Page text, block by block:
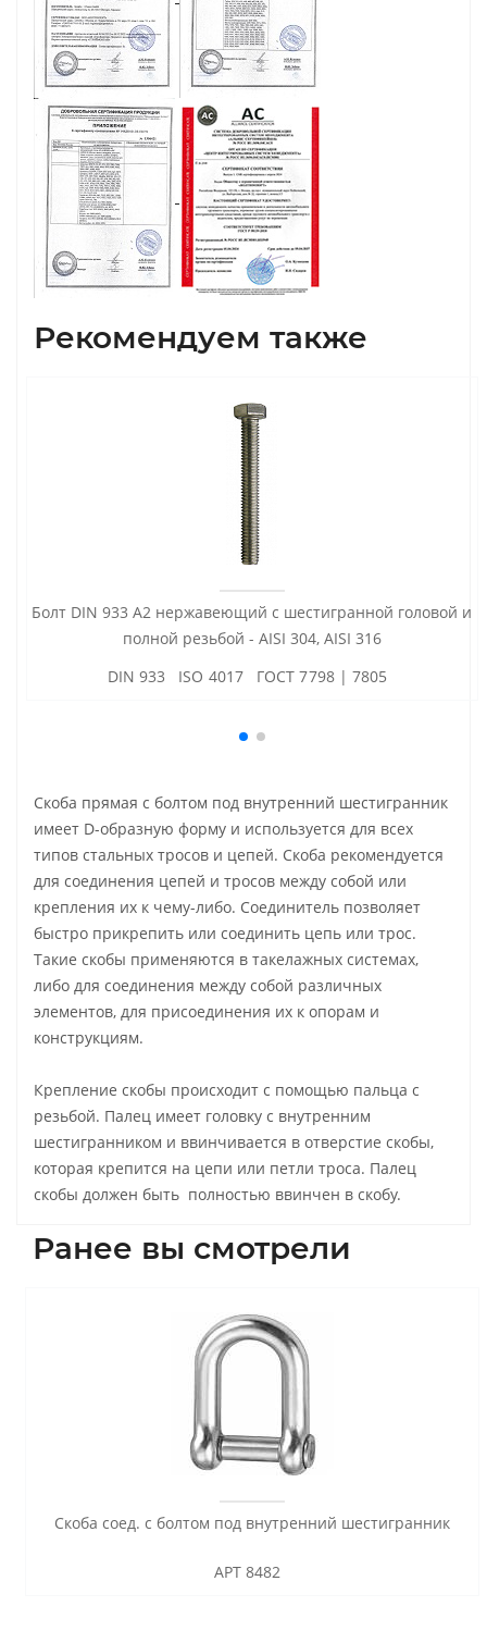
Рекомендуем также
Болт DIN 933 А2 нержавеющий с шестигранной головой и
полной резьбой - AISI 304, AISI 316
DIN 933 ISO 4017 ГОСТ 7798 | 7805
Скоба прямая с болтом под внутренний шестигранник
имеет D-образную форму и используется для всех
типов стальных тросов и цепей. Скоба рекомендуется
для соединения цепей и тросов между собой или
крепления их к чему-либо. Соединитель позволяет
быстро прикрепить или соединить цепь или трос.
Такие скобы применяются в такелажных системах,
либо для соединения между собой различных
элементов, для присоединения их к опорам и
конструкциям.
Крепление скобы происходит с помощью пальца с
резьбой. Палец имеет головку с внутренним
шестигранником и ввинчивается в отверстие скобы,
которая крепится на цепи или петли троса. Палец
скобы должен быть полностью ввинчен в скобу.
Ранее вы смотрели
Скоба соед. с болтом под внутренний шестигранник
АРТ 8482